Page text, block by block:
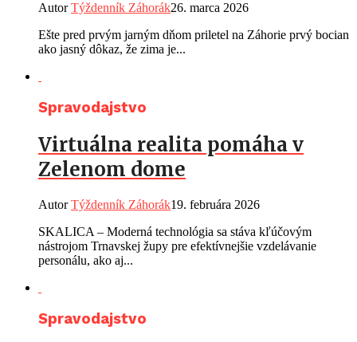
AutorTýždenník Záhorák26. marca 2026
Ešte pred prvým jarným dňom priletel na Záhorie prvý bocian
ako jasný dôkaz, že zima je...
Spravodajstvo
Virtuálna realita pomáha v
Zelenom dome
AutorTýždenník Záhorák19. februára 2026
SKALICA – Moderná technológia sa stáva kľúčovým
nástrojom Trnavskej župy pre efektívnejšie vzdelávanie
personálu, ako aj...
Spravodajstvo